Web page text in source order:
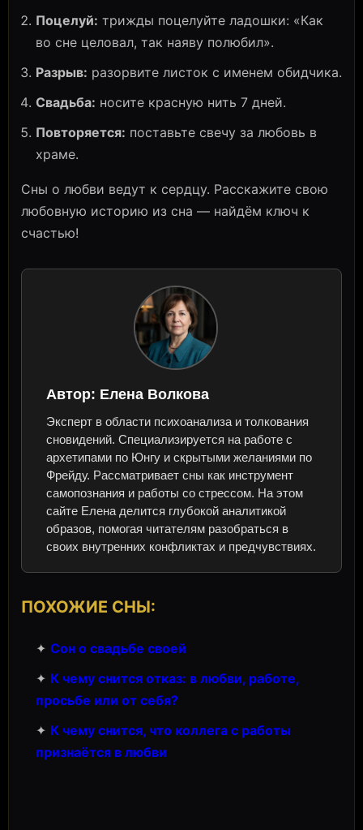
Поцелуй: трижды поцелуйте ладошки: «Как
во сне целовал, так наяву полюбил».
Разрыв: разорвите листок с именем обидчика.
Свадьба: носите красную нить 7 дней.
Повторяется: поставьте свечу за любовь в
храме.
Сны о любви ведут к сердцу. Расскажите свою
любовную историю из сна — найдём ключ к
счастью!
Автор: Елена Волкова
Эксперт в области психоанализа и толкования
сновидений. Специализируется на работе с
архетипами по Юнгу и скрытыми желаниями по
Фрейду. Рассматривает сны как инструмент
самопознания и работы со стрессом. На этом
сайте Елена делится глубокой аналитикой
образов, помогая читателям разобраться в
своих внутренних конфликтах и предчувствиях.
ПОХОЖИЕ СНЫ:
✦ Сон о свадьбе своей
✦ К чему снится отказ: в любви, работе,
просьбе или от себя?
✦ К чему снится, что коллега с работы
признаётся в любви